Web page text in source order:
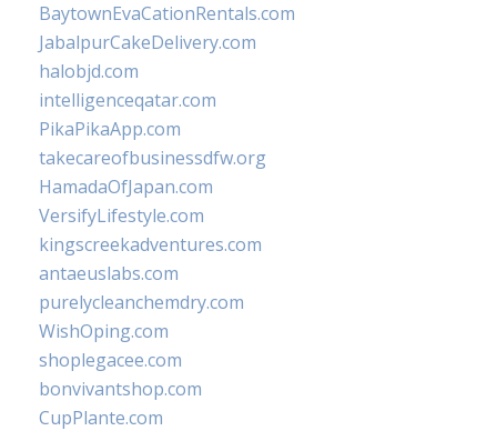
BaytownEvaCationRentals.com
JabalpurCakeDelivery.com
halobjd.com
intelligenceqatar.com
PikaPikaApp.com
takecareofbusinessdfw.org
HamadaOfJapan.com
VersifyLifestyle.com
kingscreekadventures.com
antaeuslabs.com
purelycleanchemdry.com
WishOping.com
shoplegacee.com
bonvivantshop.com
CupPlante.com